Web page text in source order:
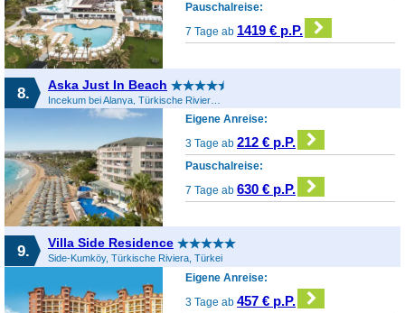
Pauschalreise:
7 Tage ab 1419 € p.P.
8. Aska Just In Beach
Incekum bei Alanya, Türkische Riviera, Türkei
Eigene Anreise:
3 Tage ab212 € p.P.
Pauschalreise:
7 Tage ab630 € p.P.
9. Villa Side Residence
Side-Kumköy, Türkische Riviera, Türkei
Eigene Anreise:
3 Tage ab457 € p.P.